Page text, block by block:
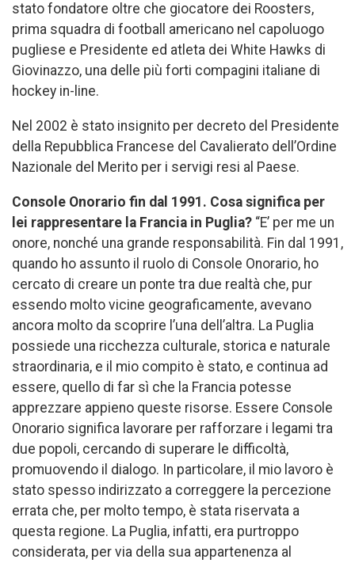
stato fondatore oltre che giocatore dei Roosters,
prima squadra di football americano nel capoluogo
pugliese e Presidente ed atleta dei White Hawks di
Giovinazzo, una delle più forti compagini italiane di
hockey in-line.
Nel 2002 è stato insignito per decreto del Presidente
della Repubblica Francese del Cavalierato dell’Ordine
Nazionale del Merito per i servigi resi al Paese.
Console Onorario fin dal 1991. Cosa significa per
lei rappresentare la Francia in Puglia? “E’ per me un
onore, nonché una grande responsabilità. Fin dal 1991,
quando ho assunto il ruolo di Console Onorario, ho
cercato di creare un ponte tra due realtà che, pur
essendo molto vicine geograficamente, avevano
ancora molto da scoprire l’una dell’altra. La Puglia
possiede una ricchezza culturale, storica e naturale
straordinaria, e il mio compito è stato, e continua ad
essere, quello di far sì che la Francia potesse
apprezzare appieno queste risorse. Essere Console
Onorario significa lavorare per rafforzare i legami tra
due popoli, cercando di superare le difficoltà,
promuovendo il dialogo. In particolare, il mio lavoro è
stato spesso indirizzato a correggere la percezione
errata che, per molto tempo, è stata riservata a
questa regione. La Puglia, infatti, era purtroppo
considerata, per via della sua appartenenza al